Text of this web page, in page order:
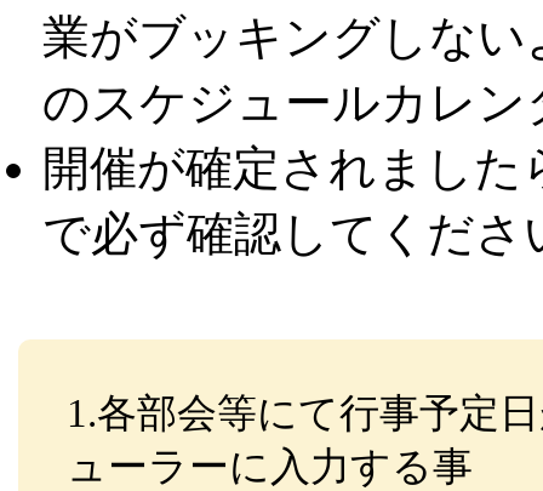
業がブッキングしな
のスケジュールカレン
開催が確定されまし
で必ず確認してくださ
1.各部会等にて行事予定
ューラーに入力する事